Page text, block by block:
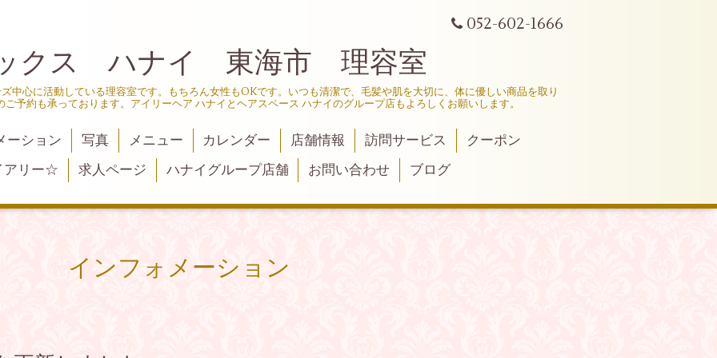
052-602-1666
クス ハナイ 東海市 理容室
中心に活動している理容室です。もちろん女性もOKです。いつも清潔で、毛髪や肌を大切に、体に優しい商品を取り
予約も承っております。アイリーヘア ハナイとヘアスペース ハナイのグループ店もよろしくお願いします。
ーション 写真 メニュー カレンダー 店舗情報 訪問サービス
クーポン
アリー☆
求人ページ ハナイグループ店舗 お問い合わせ ブログ
インフォメーション